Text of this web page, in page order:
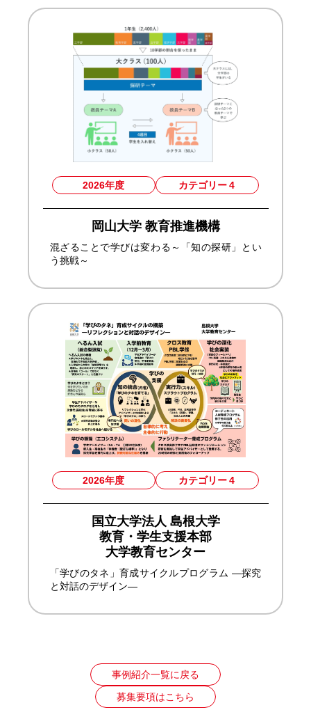
2026年度 カテゴリー 4
岡山大学 教育推進機構
混ざることで学びは変わる～「知の探研」とい
う挑戦～
2026年度 カテゴリー 4
国立大学法人 島根大学
教育・学生支援本部
大学教育センター
「学びのタネ」育成サイクルプログラム ―探究
と対話のデザイン―
事例紹介一覧に戻る
募集要項はこちら